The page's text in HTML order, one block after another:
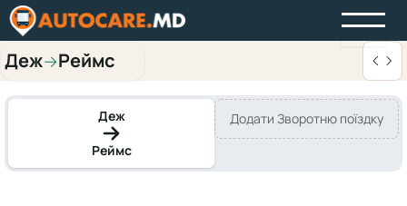
Деж→Реймс
Деж
Реймс
Додати Зворотню поїздку